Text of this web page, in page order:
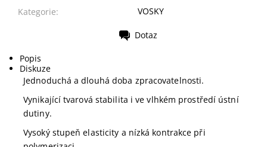
Kategorie: VOSKY
Dotaz
Popis
Diskuze
Jednoduchá a dlouhá doba zpracovatelnosti.
Vynikající tvarová stabilita i ve vlhkém prostředí ústní
dutiny.
Vysoký stupeň elasticity a nízká kontrakce při